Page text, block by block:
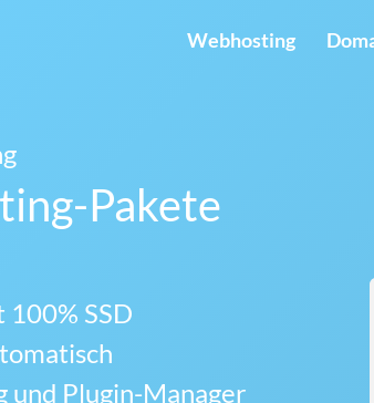
Webhosting
Pakete
SSD
und Plugin-Manager